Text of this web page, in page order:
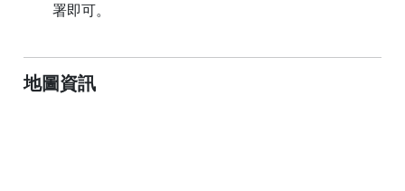
署即可。
地圖資訊